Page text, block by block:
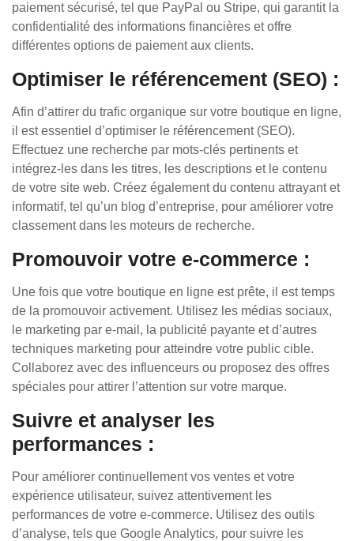
paiement sécurisé, tel que PayPal ou Stripe, qui garantit la
confidentialité des informations financières et offre
différentes options de paiement aux clients.
Optimiser le référencement (SEO) :
Afin d’attirer du trafic organique sur votre boutique en ligne,
il est essentiel d’optimiser le référencement (SEO).
Effectuez une recherche par mots-clés pertinents et
intégrez-les dans les titres, les descriptions et le contenu
de votre site web. Créez également du contenu attrayant et
informatif, tel qu’un blog d’entreprise, pour améliorer votre
classement dans les moteurs de recherche.
Promouvoir votre e-commerce :
Une fois que votre boutique en ligne est prête, il est temps
de la promouvoir activement. Utilisez les médias sociaux,
le marketing par e-mail, la publicité payante et d’autres
techniques marketing pour atteindre votre public cible.
Collaborez avec des influenceurs ou proposez des offres
spéciales pour attirer l’attention sur votre marque.
Suivre et analyser les
performances :
Pour améliorer continuellement vos ventes et votre
expérience utilisateur, suivez attentivement les
performances de votre e-commerce. Utilisez des outils
d’analyse, tels que Google Analytics, pour suivre les